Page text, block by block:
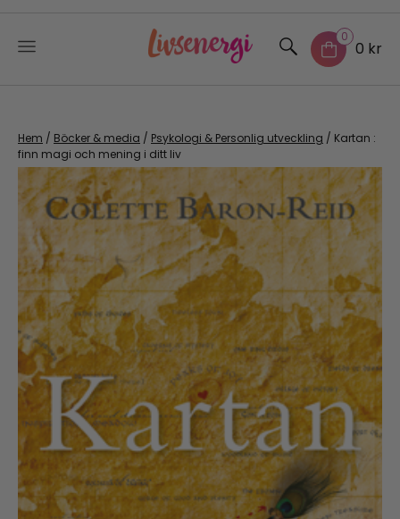
content
0
0 kr
Hem / Böcker & media / Psykologi & Personlig utveckling / Kartan :
finn magi och mening i ditt liv